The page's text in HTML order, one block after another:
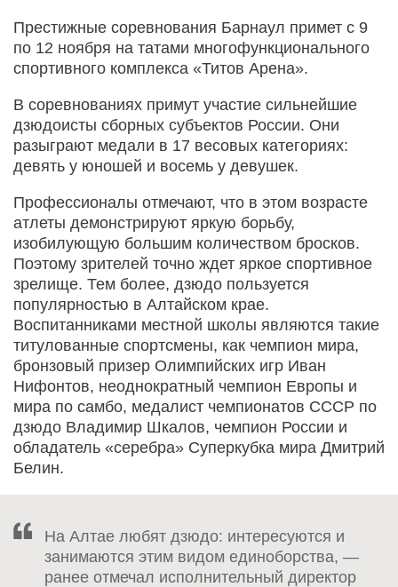
Престижные соревнования Барнаул примет с 9
по 12 ноября на татами многофункционального
спортивного комплекса «Титов Арена».
В соревнованиях примут участие сильнейшие
дзюдоисты сборных субъектов России. Они
разыграют медали в 17 весовых категориях:
девять у юношей и восемь у девушек.
Профессионалы отмечают, что в этом возрасте
атлеты демонстрируют яркую борьбу,
изобилующую большим количеством бросков.
Поэтому зрителей точно ждет яркое спортивное
зрелище. Тем более, дзюдо пользуется
популярностью в Алтайском крае.
Воспитанниками местной школы являются такие
титулованные спортсмены, как чемпион мира,
бронзовый призер Олимпийских игр Иван
Нифонтов, неоднократный чемпион Европы и
мира по самбо, медалист чемпионатов СССР по
дзюдо Владимир Шкалов, чемпион России и
обладатель «серебра» Суперкубка мира Дмитрий
Белин.
На Алтае любят дзюдо: интересуются и
занимаются этим видом единоборства, —
ранее отмечал исполнительный директор